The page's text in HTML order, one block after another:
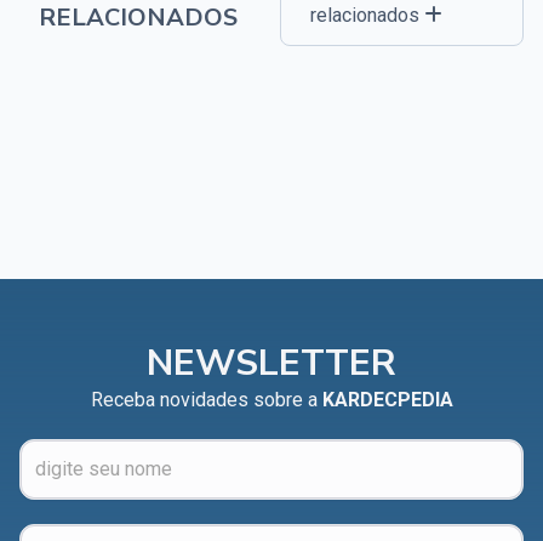
RELACIONADOS relacionados
NEWSLETTER
Receba novidades sobre a KARDECPEDIA